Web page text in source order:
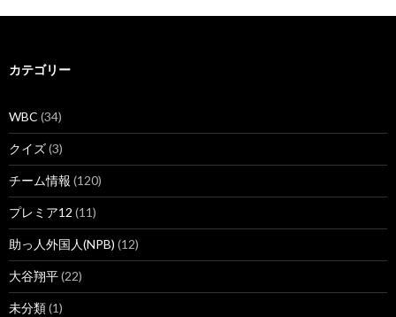
ー
ョ
ン
カテゴリー
WBC (34)
クイズ(3)
チーム情報 (120)
プレミア12 (11)
助っ人外国人(NPB) (12)
大谷翔平(22)
未分類(1)